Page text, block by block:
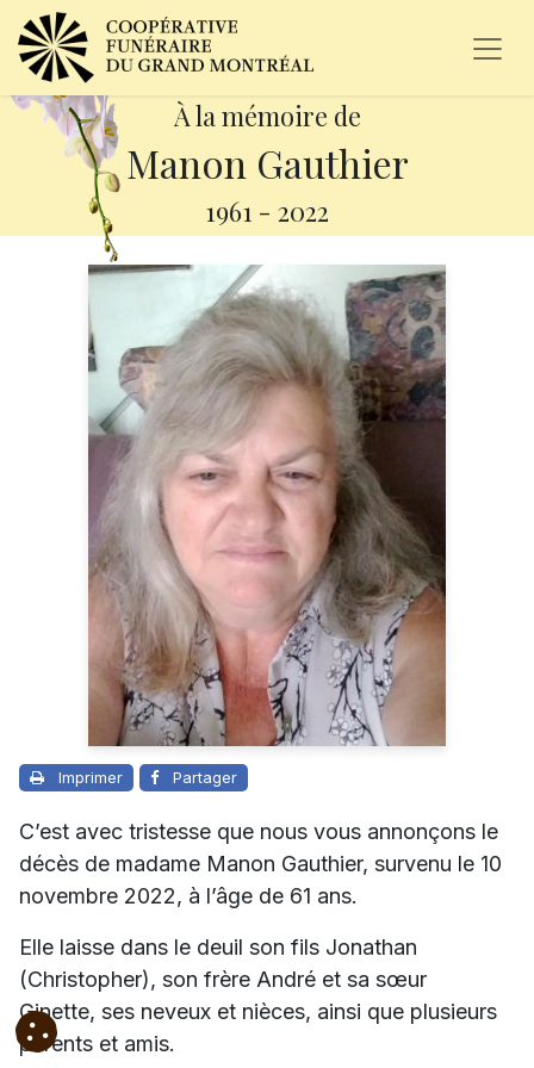
À la mémoire de
Manon Gauthier
1961 - 2022
Imprimer Partager
C’est avec tristesse que nous vous annonçons le
décès de madame Manon Gauthier, survenu le 10
novembre 2022, à l’âge de 61 ans.
Elle laisse dans le deuil son fils Jonathan
(Christopher), son frère André et sa sœur
Ginette, ses neveux et nièces, ainsi que plusieurs
parents et amis.